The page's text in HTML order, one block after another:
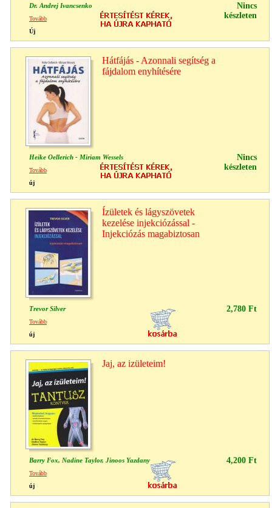
Dr. Andrej Ivancsenko
Nincs
készleten
Tovább
Új
Hátfájás - Azonnali segítség a
fájdalom enyhítésére
Heike Oellerich - Miriam Wessels
Nincs
készleten
Tovább
új
Ízületek és lágyszövetek
kezelése injekciózással -
Injekciózás magabiztosan
Trevor Silver 2,780 Ft
Tovább
új
Jaj, az izületeim!
Barry Fox, Nadine Taylor, Jinoos Yazdany 4,200 Ft
Tovább
új